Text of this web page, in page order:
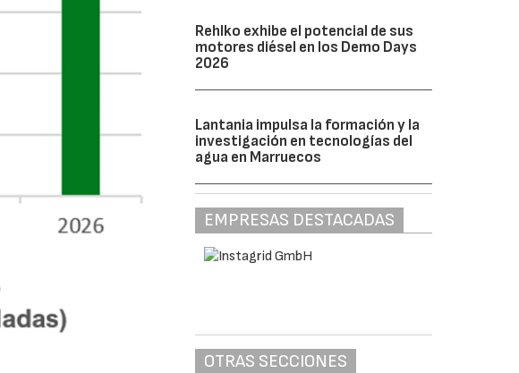
Rehlko exhibe el potencial de sus
motores diésel en los Demo Days
2026
Lantania impulsa la formación y la
investigación en tecnologías del
agua en Marruecos
EMPRESAS DESTACADAS
OTRAS SECCIONES